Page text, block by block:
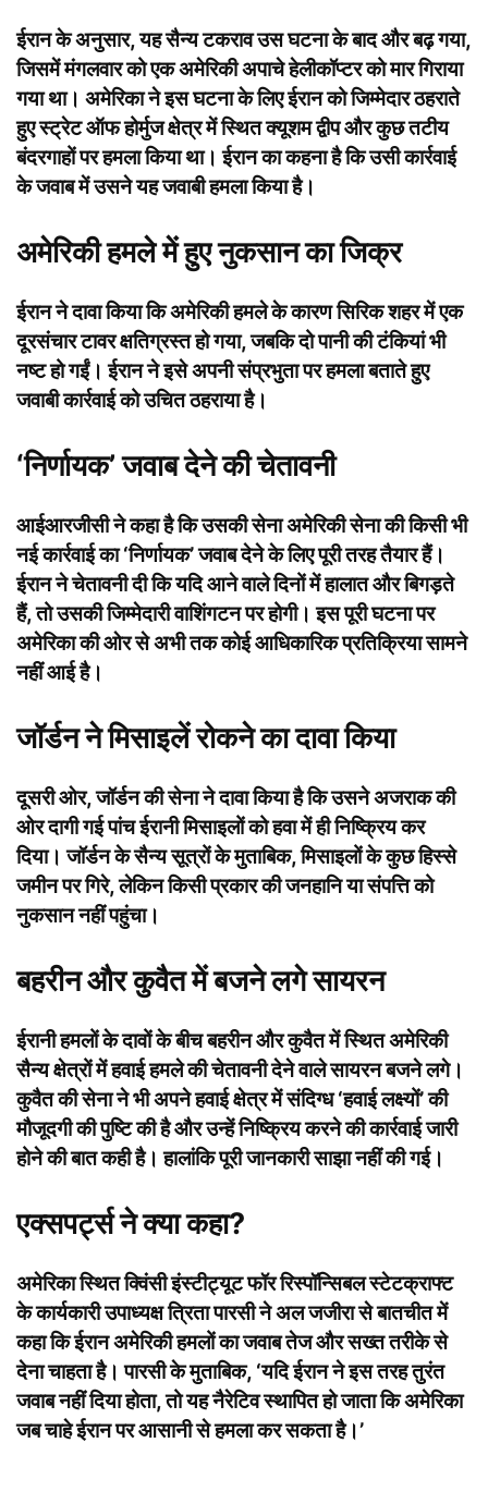
ईरान के अनुसार, यह सैन्य टकराव उस घटना के बाद और बढ़ गया,
जिसमें मंगलवार को एक अमेरिकी अपाचे हेलीकॉप्टर को मार गिराया
गया था। अमेरिका ने इस घटना के लिए ईरान को जिम्मेदार ठहराते
हुए स्ट्रेट ऑफ होर्मुज क्षेत्र में स्थित क्यूशम द्वीप और कुछ तटीय
बंदरगाहों पर हमला किया था। ईरान का कहना है कि उसी कार्रवाई
के जवाब में उसने यह जवाबी हमला किया है।
अमेरिकी हमले में हुए नुकसान का जिक्र
ईरान ने दावा किया कि अमेरिकी हमले के कारण सिरिक शहर में एक
दूरसंचार टावर क्षतिग्रस्त हो गया, जबकि दो पानी की टंकियां भी
नष्ट हो गईं। ईरान ने इसे अपनी संप्रभुता पर हमला बताते हुए
जवाबी कार्रवाई को उचित ठहराया है।
‘निर्णायक’ जवाब देने की चेतावनी
आईआरजीसी ने कहा है कि उसकी सेना अमेरिकी सेना की किसी भी
नई कार्रवाई का ‘निर्णायक’ जवाब देने के लिए पूरी तरह तैयार हैं।
ईरान ने चेतावनी दी कि यदि आने वाले दिनों में हालात और बिगड़ते
हैं, तो उसकी जिम्मेदारी वाशिंगटन पर होगी। इस पूरी घटना पर
अमेरिका की ओर से अभी तक कोई आधिकारिक प्रतिक्रिया सामने
नहीं आई है।
जॉर्डन ने मिसाइलें रोकने का दावा किया
दूसरी ओर, जॉर्डन की सेना ने दावा किया है कि उसने अजराक की
ओर दागी गई पांच ईरानी मिसाइलों को हवा में ही निष्क्रिय कर
दिया। जॉर्डन के सैन्य सूत्रों के मुताबिक, मिसाइलों के कुछ हिस्से
जमीन पर गिरे, लेकिन किसी प्रकार की जनहानि या संपत्ति को
नुकसान नहीं पहुंचा।
बहरीन और कुवैत में बजने लगे सायरन
ईरानी हमलों के दावों के बीच बहरीन और कुवैत में स्थित अमेरिकी
सैन्य क्षेत्रों में हवाई हमले की चेतावनी देने वाले सायरन बजने लगे।
कुवैत की सेना ने भी अपने हवाई क्षेत्र में संदिग्ध ‘हवाई लक्ष्यों’ की
मौजूदगी की पुष्टि की है और उन्हें निष्क्रिय करने की कार्रवाई जारी
होने की बात कही है। हालांकि पूरी जानकारी साझा नहीं की गई।
एक्सपर्ट्स ने क्या कहा?
अमेरिका स्थित क्विंसी इंस्टीट्यूट फॉर रिस्पॉन्सिबल स्टेटक्राफ्ट
के कार्यकारी उपाध्यक्ष त्रिता पारसी ने अल जजीरा से बातचीत में
कहा कि ईरान अमेरिकी हमलों का जवाब तेज और सख्त तरीके से
देना चाहता है। पारसी के मुताबिक, ‘यदि ईरान ने इस तरह तुरंत
जवाब नहीं दिया होता, तो यह नैरेटिव स्थापित हो जाता कि अमेरिका
जब चाहे ईरान पर आसानी से हमला कर सकता है।’